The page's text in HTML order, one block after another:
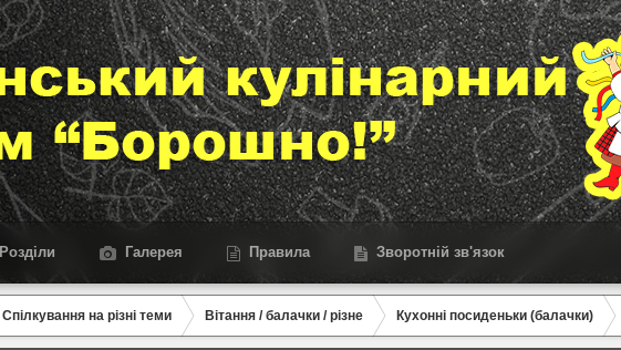
Розділи Галерея Правила Зворотній зв'язок
Спілкування на різні теми Вітання / балачки / різне Кухонні посиденьки (балачки)